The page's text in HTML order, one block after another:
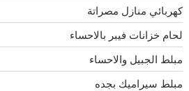
كهربائي منازل مصراتة
لحام خزانات فيبر بالاحساء
مبلط الجبيل والاحساء
مبلط سيراميك بجده